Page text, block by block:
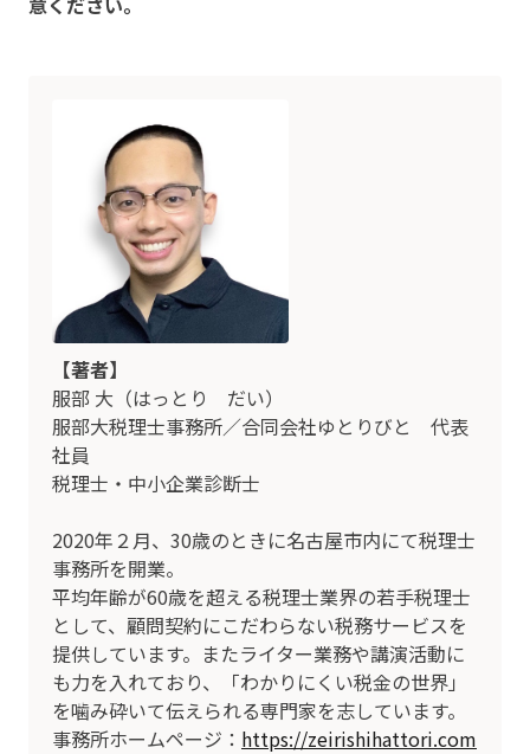
【著者】
服部 大（はっとり だい）
服部大税理士事務所／合同会社ゆとりびと 代表
社員
税理士・中小企業診断士
2020年２月、30歳のときに名古屋市内にて税理士
事務所を開業。
平均年齢が60歳を超える税理士業界の若手税理士
として、顧問契約にこだわらない税務サービスを
提供しています。またライター業務や講演活動に
も力を入れており、「わかりにくい税金の世界」
を噛み砕いて伝えられる専門家を志しています。
事務所ホームページ： https://zeirishihattori.com